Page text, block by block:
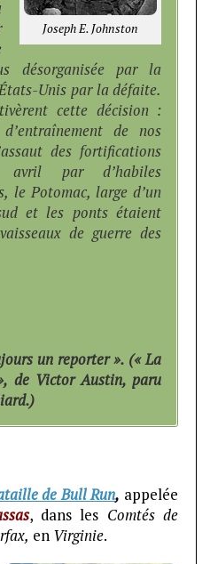
Joseph E. Johnston
désorganisée par la
Unis par la défaite.
cette décision :
de nos
des fortifications
avril par d’habiles
le Potomac, large d’un
et les ponts étaient
de guerre des
un reporter ». (« La
de Victor Austin, paru
de Bull Run, appelée
, dans les Comtés de
en Virginie.